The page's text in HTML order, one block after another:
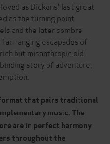
as Dickens' last great
as the turning point
and the later sombre
ranging escapades of
but misanthropic old
story of adventure,
that pairs traditional
music. The
are in perfect harmony
throughout the